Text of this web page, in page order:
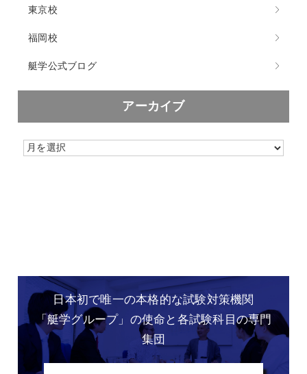
東京校
福岡校
艇学公式ブログ
アーカイブ
日本初で唯一の本格的な試験対策機関
「艇学グループ」の使命と各試験科目の専門
集団